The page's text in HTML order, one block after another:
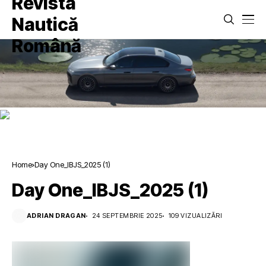
Home Day One_IBJS_2025 (1)
Day One_IBJS_2025 (1)
ADRIAN DRAGAN 24 SEPTEMBRIE 2025 109 VIZUALIZĂRI